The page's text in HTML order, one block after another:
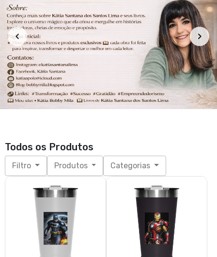
Todos os Produtos
Filtro Produtos Categorias